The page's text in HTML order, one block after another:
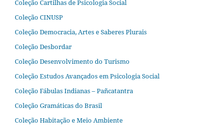
Coleção Cartilhas de Psicologia Social
Coleção CINUSP
Coleção Democracia, Artes e Saberes Plurais
Coleção Desbordar
Coleção Desenvolvimento do Turismo
Coleção Estudos Avançados em Psicologia Social
Coleção Fábulas Indianas – Pañcatantra
Coleção Gramáticas do Brasil
Coleção Habitação e Meio Ambiente